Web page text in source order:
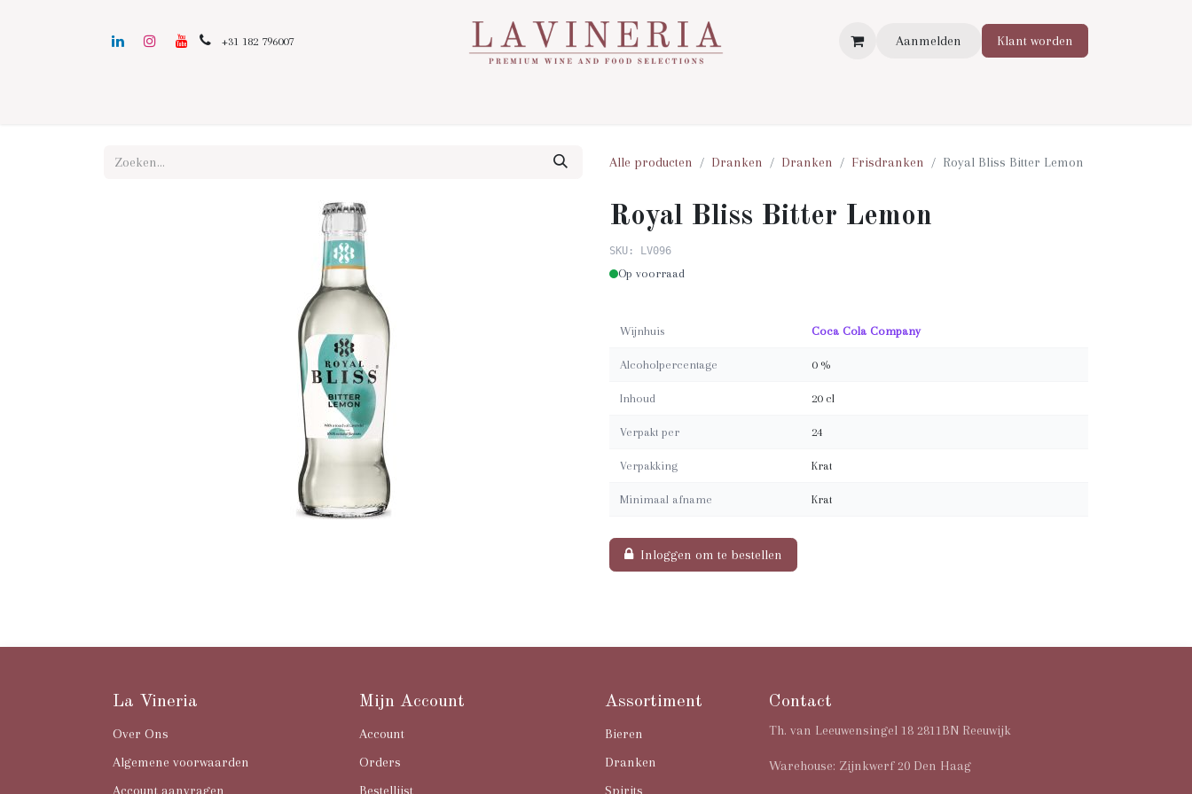
+31 182 796007 Aanmelden Klant worden
Alle producten Dranken Dranken Frisdranken Royal Bliss Bitter Lemon
Royal Bliss Bitter Lemon
SKU: LV096
Op voorraad
Wijnhuis Coca Cola Company
Alcoholpercentage 0 %
Inhoud 20 cl
Verpakt per 24
Verpakking Krat
Minimaal afname Krat
Inloggen om te bestellen
La Vineria
Over Ons
Algemene voorwaarden
Account aanvragen
Contact
Th. van Leeuwensingel 18 2811BN Reeuwijk
Warehouse: Zijnkwerf 20 Den Haag
Mijn Account
Account
Orders
Bestellijst
Assortiment
Bieren
Dranken
Spirits